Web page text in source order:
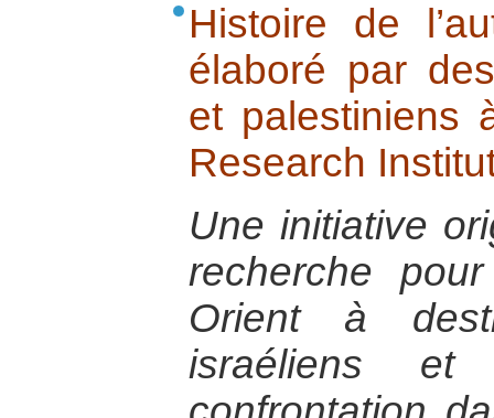
Histoire de
élaboré par
et palestiniens
Research
Une initiative
recherche
Orient à
israéliens